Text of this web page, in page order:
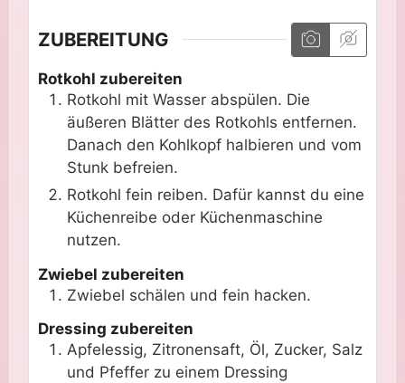
ZUBEREITUNG
Rotkohl zubereiten
Rotkohl mit Wasser abspülen. Die
äußeren Blätter des Rotkohls entfernen.
Danach den Kohlkopf halbieren und vom
Stunk befreien.
Rotkohl fein reiben. Dafür kannst du eine
Küchenreibe oder Küchenmaschine
nutzen.
Zwiebel zubereiten
Zwiebel schälen und fein hacken.
Dressing zubereiten
Apfelessig, Zitronensaft, Öl, Zucker, Salz
und Pfeffer zu einem Dressing